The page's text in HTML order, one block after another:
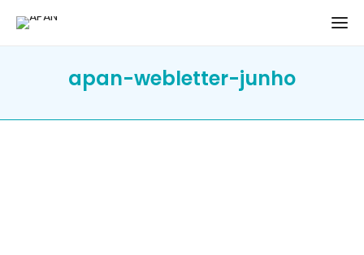
apan-webletter-junho